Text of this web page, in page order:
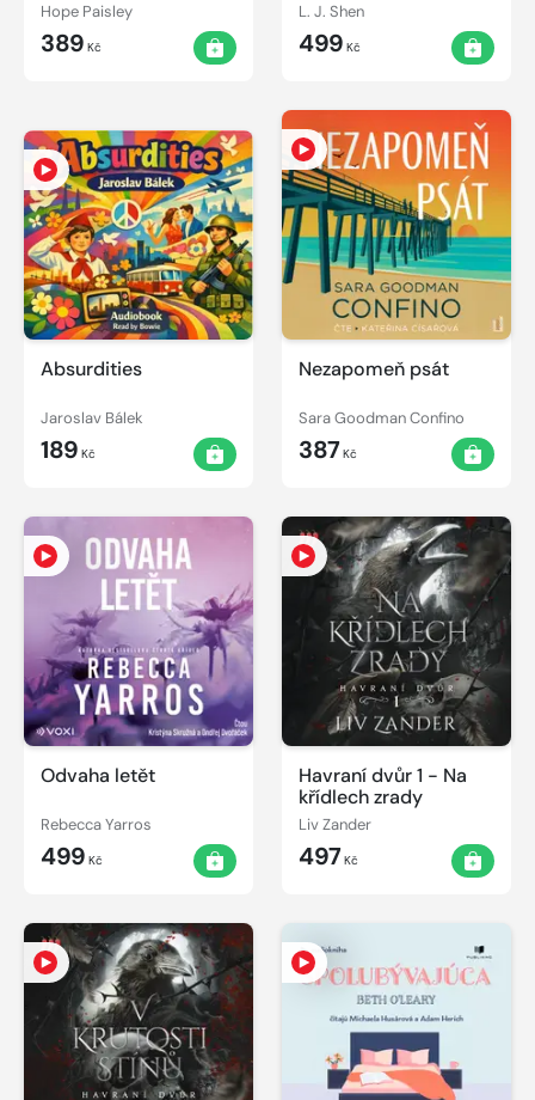
Hope Paisley
389 Kč
L. J. Shen
499 Kč
Absurdities
Jaroslav Bálek
189 Kč
Nezapomeň psát
Sara Goodman Confino
387Kč
Odvaha letět
Rebecca Yarros
499 Kč
Havraní dvůr 1 - Na
křídlech zrady
Liv Zander
497Kč